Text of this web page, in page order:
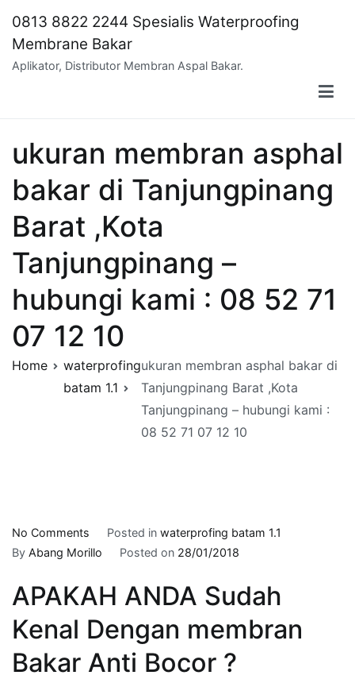
content
0813 8822 2244 Spesialis Waterproofing
Membrane Bakar
Aplikator, Distributor Membran Aspal Bakar.
ukuran membran asphal
bakar di Tanjungpinang
Barat ,Kota
Tanjungpinang –
hubungi kami : 08 52 71
07 12 10
Home
waterprofing
batam 1.1
ukuran membran asphal bakar di
Tanjungpinang Barat ,Kota
Tanjungpinang – hubungi kami :
08 52 71 07 12 10
No Comments
ukuran
asphal
Tanjungpinang
Barat
Posted in waterprofing batam 1.1
By Abang Morillo Posted on 28/01/2018
APAKAH ANDA Sudah
Kenal Dengan membran
Bakar Anti Bocor ?